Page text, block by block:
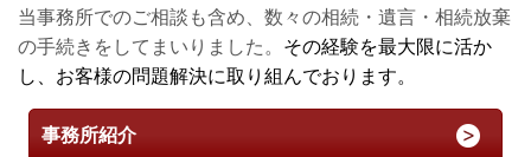
当事務所でのご相談も含め、数々の相続・遺言・相続放棄
の手続きをしてまいりました。 その経験を最大限に活か
し、お客様の問題解決に取り組んでおります。
事務所紹介